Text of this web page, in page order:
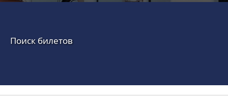
Поиск билетов